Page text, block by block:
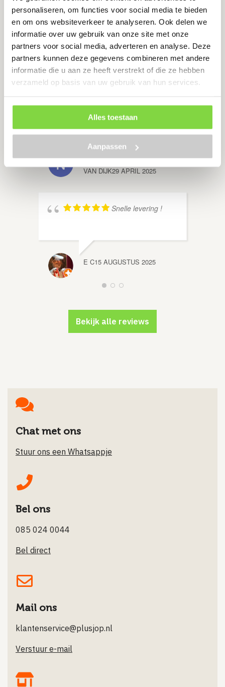
personaliseren, om functies voor social media te bieden
en om ons websiteverkeer te analyseren. Ook delen we
informatie over uw gebruik van onze site met onze
partners voor social media, adverteren en analyse. Deze
partners kunnen deze gegevens combineren met andere
informatie die u aan ze heeft verstrekt of die ze hebben
verzameld op basis van uw gebruik van hun services.
Alles toestaan
Aanpassen
zelfs gebeld met een duidelijke
uitleg over de steen die ik had
gekozen, (dat het wel een
'gevlekte' steen was en of ik dat
goed had gekozen) de levering
ging zeer soepen en ook op de
onverwachte kosten. ik had nog
voor dit bedrijf!
NICOLE WIETSE HIDDE TESS
VAN DIJK29 APRIL 2025
Snelle levering !
E C15 AUGUSTUS 2025
BERT
Bekijk alle reviews
Chat met ons
Stuur ons een Whatsappje
Bel ons
085 024 0044
Bel direct
Mail ons
klantenservice@plusjop.nl
Verstuur e-mail